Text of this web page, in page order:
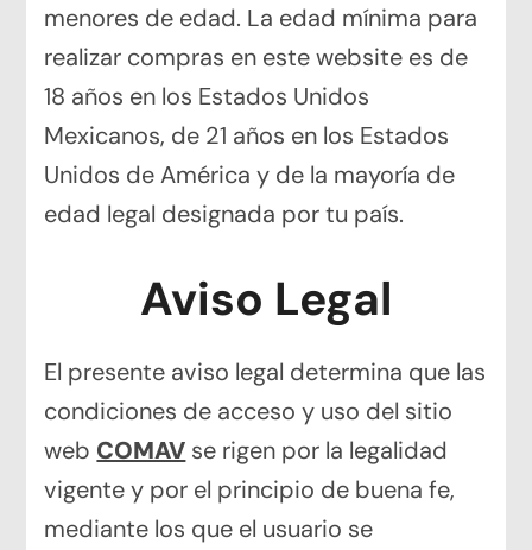
menores de edad. La edad mínima para
realizar compras en este website es de
18 años en los Estados Unidos
Mexicanos, de 21 años en los Estados
Unidos de América y de la mayoría de
edad legal designada por tu país.
Aviso Legal
El presente aviso legal determina que las
condiciones de acceso y uso del sitio
web COMAV se rigen por la legalidad
vigente y por el principio de buena fe,
mediante los que el usuario se